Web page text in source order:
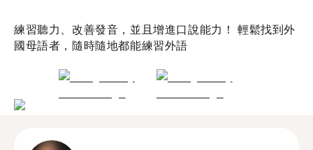
練習聽力、改善發音，並且增進口說能力！ 輕鬆找到外
國母語者，隨時隨地都能練習外語